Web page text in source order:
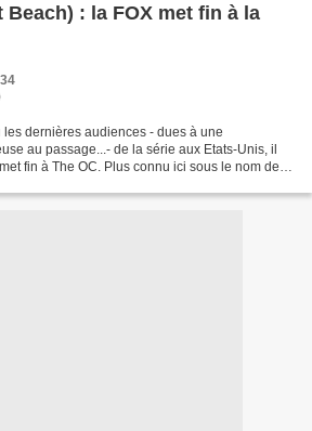
Beach) : la FOX met fin à la
les dernières audiences - dues à une
au passage...- de la série aux Etats-Unis, il
fin à The OC. Plus connu ici sous le nom de